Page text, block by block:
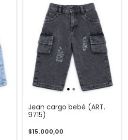
Jean cargo bebé (ART.
9715)
$15.000,00